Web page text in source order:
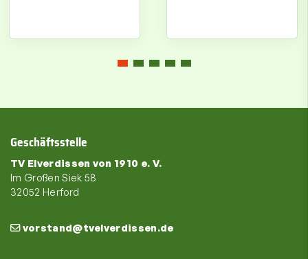
Geschäftsstelle
TV Elverdissen von 1910 e. V.
Im Großen Siek 58
32052 Herford
vorstand@tvelverdissen.de